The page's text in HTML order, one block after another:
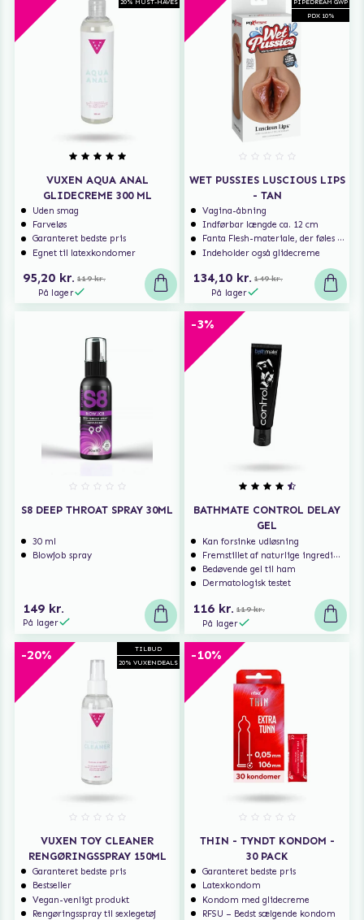
VUXEN AQUA ANAL
GLIDECREME 300 ML
Uden smag
Farveløs
Garanteret bedste pris
Egnet til latexkondomer
95,20 kr. 119 kr.
På lager
PDX 10%
WET PUSSIES LUSCIOUS LIPS
- TAN
Vagina-åbning
Indførbar længde ca. 12 cm
Fanta Flesh-materiale, der føles som ægte hud!
Indeholder også glidecreme
134,10 kr. 149 kr.
På lager
S8 DEEP THROAT SPRAY 30ML
30 ml
Blowjob spray
149 kr.
På lager
-3%
BATHMATE CONTROL DELAY
GEL
Kan forsinke udløsning
Fremstillet af naturlige ingredienser
Bedøvende gel til ham
Dermatologisk testet
116 kr. 119 kr.
På lager
TILBUD
20% VUXENDEALS
-20%
VUXEN TOY CLEANER
RENGØRINGSSPRAY 150ML
Garanteret bedste pris
Bestseller
Vegan-venligt produkt
Rengøringsspray til sexlegetøj
-10%
THIN - TYNDT KONDOM -
30 PACK
Garanteret bedste pris
Latexkondom
Kondom med glidecreme
RFSU – Bedst sælgende kondom